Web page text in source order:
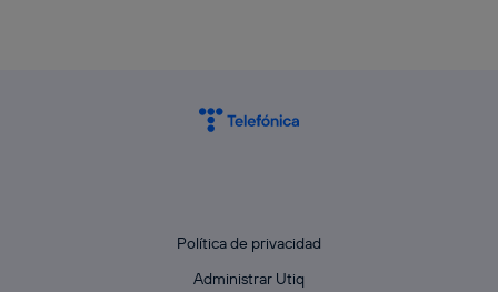
Política de privacidad
Administrar Utiq